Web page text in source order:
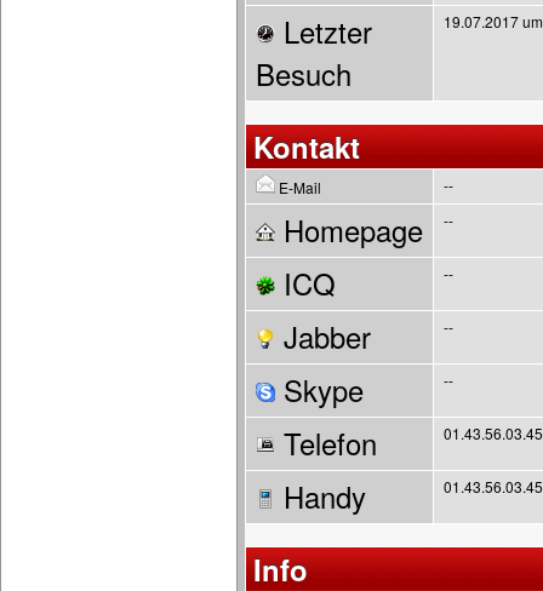
Letzter
Besuch
19.07.2017
Kontakt
E-Mail --
Homepage --
ICQ --
Jabber --
Skype --
Telefon 01.43.56.03.45
Handy 01.43.56.03.45
Info